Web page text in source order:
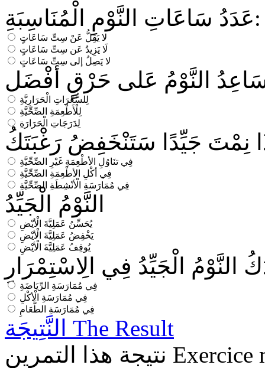
عَدَدُ سَاعَاتِ النَّوْمِ الْمُنَاسِبَةِ:
لا يَقِلُّ عَنْ سِتِّ سَاعَاتٍ
لَا يَزِيدُ عَن سِتِّ سَاعَاتٍ
لا يَصِلُ إلى سِتِّ سَاعَاتٍ
النَّوْمُ عَلى حَرْقٍ أفْضَل
لِلسُّعْرَاتِ الْحَرَارِيَّةِ
لِلْأَطْعِمَةِ الصِّحِّيَّةِ
لِدَرَجَاتِ الْحَرَارَةِ
نِمْتَ جَيِّدًا سَتَنْخَفِضُ رَغْبَتَكُ
فِي تنَاوُلِ الأطْعِمَةِ غَيْرِ الصِّحِّيَّةِ
فِي أكْلِ الأطْعِمَةِ الصِّحِّيَّةِ
فِي مُمَارَسَةِ الْأنْشِطَةِ الصِّحِّيَّةِ
النَّوْمُ الْجَيِّدُ
يُحَسِّنُ عَمَلِيَّةَ الْأيْضِ
يَخْفِضُ عَمَلِيَّةَ الْأيْضِ
يُوقِفُ عَمَلِيَّةَ الْأيْضِ
النَّوْمُ الْجَيِّدُ فِي الِاسْتِمْرَارِ
فِي مُمَارَسَةِ الرِّيَاضَةِ
فِي مُمَارَسَةِ الْأكْلِ
فِي مُمَارَسَةِ الطَّعَامِ
The Result
Exercice